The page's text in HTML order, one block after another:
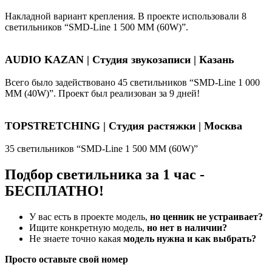
Накладной вариант крепления. В проекте использовали 8
светильников “SMD-Line 1 500 ММ (60W)”.
AUDIO KAZAN | Студия звукозаписи | Казань
Всего было задействовано 45 светильников “SMD-Line 1 000
ММ (40W)”. Проект был реализован за 9 дней!
TOPSTRETCHING | Студия растяжки | Москва
35 светильников “SMD-Line 1 500 ММ (60W)”
Подбор светильника за 1 час -
БЕСПЛАТНО!
У вас есть в проекте модель, но ценник не устраивает?
Ищите конкретную модель, но нет в наличии?
Не знаете точно какая модель нужна и как выбрать?
Просто оставьте свой номер